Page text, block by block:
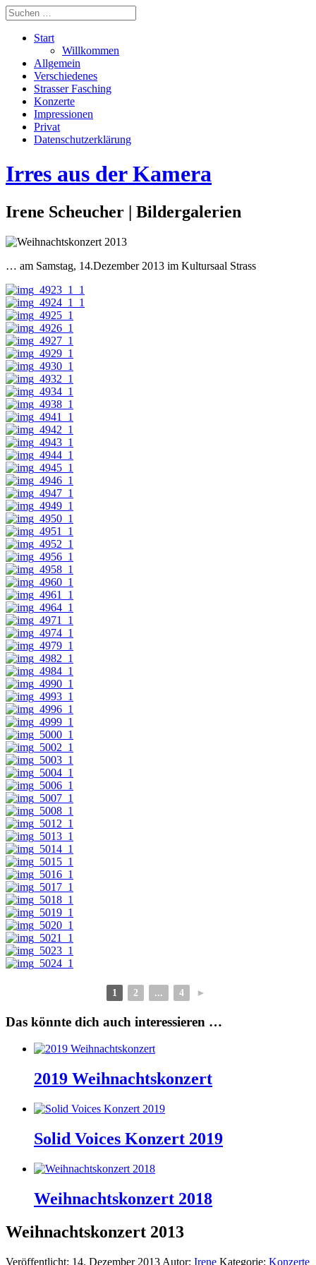
Start
Willkommen
Allgemein
Verschiedenes
Strasser Fasching
Konzerte
Impressionen
Privat
Datenschutzerklärung
Irres aus der Kamera
Irene Scheucher | Bildergalerien
… am Samstag, 14.Dezember 2013 im Kultursaal Strass
1 2 ... 4 ►
Das könnte dich auch interessieren …
2019 Weihnachtskonzert
Solid Voices Konzert 2019
Weihnachtskonzert 2018
Weihnachtskonzert 2013
Veröffentlicht: 14. Dezember 2013 Autor: Irene Kategorie: Konzerte